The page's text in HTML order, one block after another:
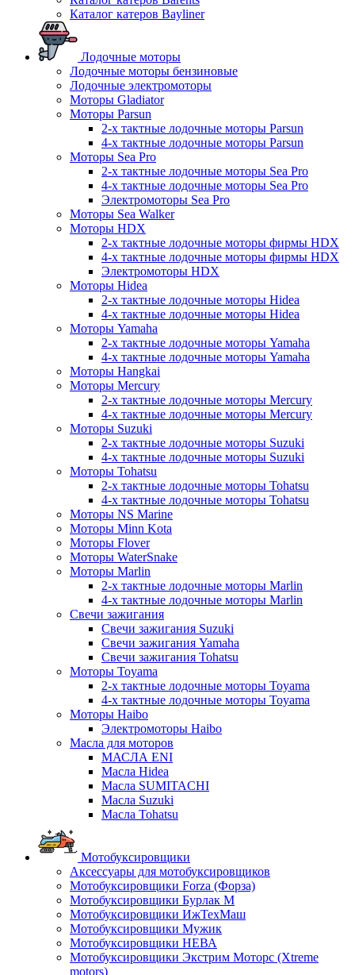
Каталог катеров Bayliner
Лодочные моторы
Лодочные моторы бензиновые
Лодочные электромоторы
Моторы Gladiator
Моторы Parsun
2-х тактные лодочные моторы Parsun
4-х тактные лодочные моторы Parsun
Моторы Sea Pro
2-х тактные лодочные моторы Sea Pro
4-х тактные лодочные моторы Sea Pro
Электромоторы Sea Pro
Моторы Sea Walker
Моторы HDX
2-х тактные лодочные моторы фирмы HDX
4-х тактные лодочные моторы фирмы HDX
Электромоторы HDX
Моторы Hidea
2-х тактные лодочные моторы Hidea
4-х тактные лодочные моторы Hidea
Моторы Yamaha
2-х тактные лодочные моторы Yamaha
4-х тактные лодочные моторы Yamaha
Моторы Hangkai
Моторы Mercury
2-х тактные лодочные моторы Mercury
4-х тактные лодочные моторы Mercury
Моторы Suzuki
2-х тактные лодочные моторы Suzuki
4-х тактные лодочные моторы Suzuki
Моторы Tohatsu
2-х тактные лодочные моторы Tohatsu
4-х тактные лодочные моторы Tohatsu
Моторы NS Marine
Моторы Minn Kota
Моторы Flover
Моторы WaterSnake
Моторы Marlin
2-х тактные лодочные моторы Marlin
4-х тактные лодочные моторы Marlin
Свечи зажигания
Свечи зажигания Suzuki
Свечи зажигания Yamaha
Свечи зажигания Tohatsu
Моторы Toyama
2-х тактные лодочные моторы Toyama
4-х тактные лодочные моторы Toyama
Моторы Haibo
Электромоторы Haibo
Масла для моторов
МАСЛА ENI
Масла Hidea
Масла SUMITACHI
Масла Suzuki
Масла Tohatsu
Мотобуксировщики
Аксессуары для мотобуксировщиков
Мотобуксировщики Forza (Форза)
Мотобуксировщики Бурлак М
Мотобуксировщики ИжТехМаш
Мотобуксировщики Мужик
Мотобуксировщики НЕВА
Мотобуксировщики Экстрим Моторс (Xtreme
motors)